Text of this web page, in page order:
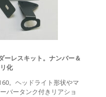
ーレスキット。ナンバー＆
化
。ヘッドライト形状やマ
バータンク付きリアショ